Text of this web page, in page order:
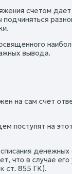
счетом
вывода.
на сам счет
поступят на
что в случае
ст. 855 ГК).